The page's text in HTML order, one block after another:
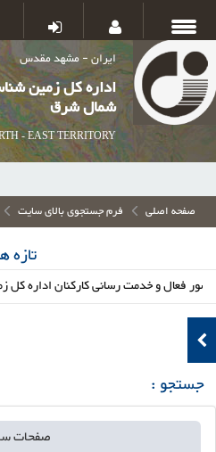
ایران - مشهد مقدس
اداره کل زمین
شمال شرق
- EAST TERRITORY
صفحه اصلی فرم جستجوی بالای سایت
تازه
فعال و خدمت رسانی کارکنان اداره کل
جستجو :
صفحات